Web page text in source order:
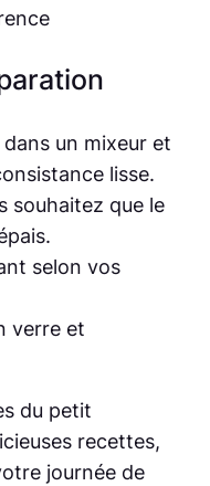
un mixeur et
lisse.
souhaitez que le
selon vos
verre et
du petit
recettes,
journée de